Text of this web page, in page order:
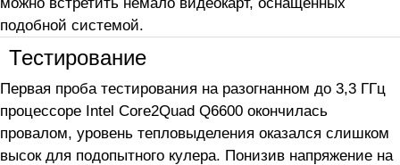
подобной системой.
Тестирование
Первая проба тестирования на разогнанном до 3,3 ГГц
процессоре Intel Core2Quad Q6600 окончилась
провалом, уровень тепловыделения оказался слишком
высок для подопытного кулера. Понизив напряжение на